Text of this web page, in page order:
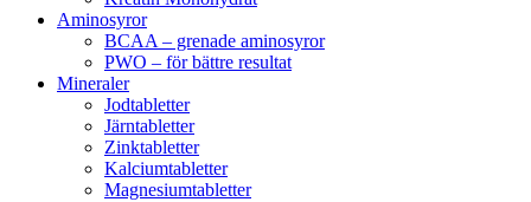
Aminosyror
BCAA – grenade aminosyror
PWO – för bättre resultat
Mineraler
Jodtabletter
Järntabletter
Zinktabletter
Kalciumtabletter
Magnesiumtabletter